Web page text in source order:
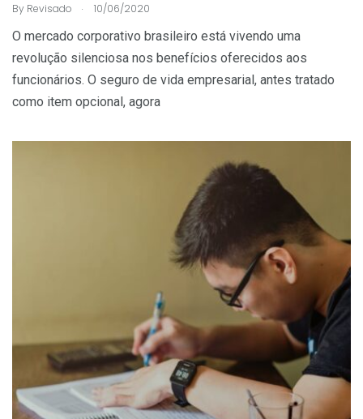
By Revisado . 10/06/2020
O mercado corporativo brasileiro está vivendo uma
revolução silenciosa nos benefícios oferecidos aos
funcionários. O seguro de vida empresarial, antes tratado
como item opcional, agora